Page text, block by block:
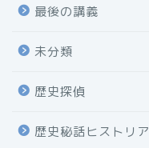
最後の講義
未分類
歴史探偵
歴史秘話ヒストリア